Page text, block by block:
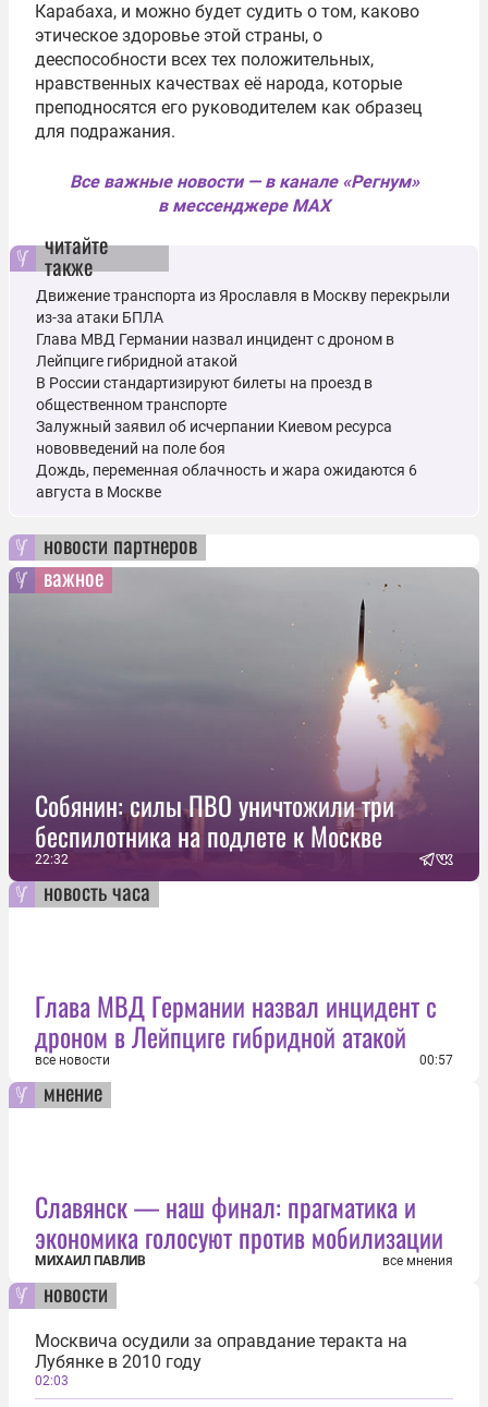
Карабаха, и можно будет судить о том, каково
этическое здоровье этой страны, о
дееспособности всех тех положительных,
нравственных качествах её народа, которые
преподносятся его руководителем как образец
для подражания.
Все важные новости — в канале «Регнум»
в мессенджере MAX
читайте
также
Движение транспорта из Ярославля в Москву перекрыли
из-за атаки БПЛА
Глава МВД Германии назвал инцидент с дроном в
Лейпциге гибридной атакой
В России стандартизируют билеты на проезд в
общественном транспорте
Залужный заявил об исчерпании Киевом ресурса
нововведений на поле боя
Дождь, переменная облачность и жара ожидаются 6
августа в Москве
новости партнеров
важное
Собянин: силы ПВО уничтожили три
беспилотника на подлете к Москве
22:32
новость часа
Глава МВД Германии назвал инцидент с
дроном в Лейпциге гибридной атакой
все новости 00:57
мнение
Славянск — наш финал: прагматика и
экономика голосуют против мобилизации
МИХАИЛ ПАВЛИВ все мнения
новости
Москвича осудили за оправдание теракта на
Лубянке в 2010 году
02:03